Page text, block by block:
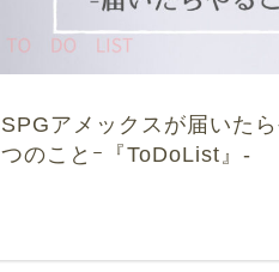
SPGアメックスが届いた
つのことｰ『ToDoList』-